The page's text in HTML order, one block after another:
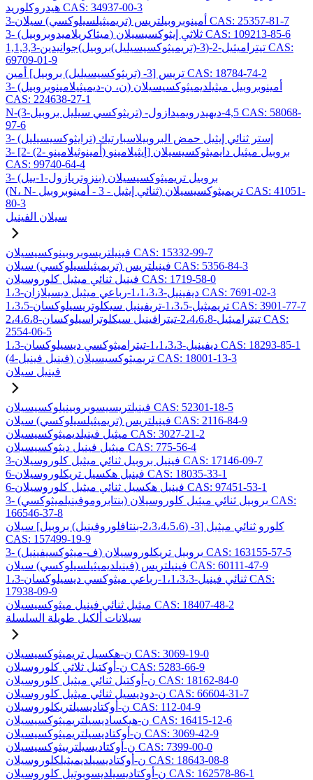
هيدروكلوريد CAS: 34937-00-3
3-أمينوبروبيلتريس (تريميثيلسيلوكسي) سيلان CAS: 25357-81-7
3- (ميثاكريلاميدوبروبيل) ثلاثي إيثوكسيسيلان CAS: 109213-85-6
1,1,3,3-تيتراميثيل-2-(3-(تريميثوكسيسيليل)بروبيل)جوانيدين CAS:
69709-01-9
تريس [3- (تريثوكسيسيليل) بروبيل] أمين CAS: 18784-74-2
3- (ن، ن-ديميثيلامينوبروبيل) أمينوبروبيل ميثيلديميثوكسيسيلان
CAS: 224638-27-1
N-(3-تريثوكسي سيليل بروبيل) -4,5-ديهيدرويميدازول CAS: 58068-
97-6
3- (ترايثوكسيسيليل) إستر ثنائي إيثيل حمض البروبيلاسبارتيك
3- [2- (2- أمينوثيلامينو) إيثيلامينو] بروبيل ميثيل دايميثوكسيسيلان
CAS: 99740-64-4
3- (بنزوتريازول-1-ييل) بروبيل تريميثوكسيسيلان
(N، N- ثنائي إيثيل - 3 - أمينوبروبيل) تريميثوكسيسيلان CAS: 41051-
80-3
سيلان الفينيل
فينيلتريسوبروبينوكسيسيلان CAS: 15332-99-7
فينيلتريس (تريميثيلسيلوكسي) سيلان CAS: 5356-84-3
فينيل ثنائي ميثيل كلوروسيلان CAS: 1719-58-0
1،3-ديفينيل-1،1،3،3-رباعي ميثيل ديسيلازان CAS: 7691-02-3
1،3،5-تريميثيل-1،3،5-تريفينيل سيكلوتريسيلوكسان CAS: 3901-77-7
2،4،6،8-تيتراميثيل-2،4،6،8-تيترافينيل سيكلوتراسيلوكسان CAS:
2554-06-5
1،3-ديفينيل-1،1،3،3-تيتراميثوكسي ديسيلوكسان CAS: 18293-85-1
(4-فينيل فينيل) تريميثوكسيسيلان CAS: 18001-13-3
فينيل سيلان
فينيلتريسيسوبروبينيلوكسيسيلان CAS: 52301-18-5
فينيلتريس (تريميثيلسيلوكسي) سيلان CAS: 2116-84-9
ميثيل فينيلديميثوكسيسيلان CAS: 3027-21-2
ميثيل فينيل ديثوكسيسيلان CAS: 775-56-4
3-فينيل بروبيل ثنائي ميثيل كلوروسيلان CAS: 17146-09-7
6-فينيل هكسيل تريكلوروسيلان CAS: 18035-33-1
6-فينيل هكسيل ثنائي ميثيل كلوروسيلان CAS: 97451-53-1
3- (بنتابروموفينيلميثوكسي) بروبيل ثنائي ميثيل كلوروسيلان CAS:
166546-37-8
كلورو ثنائي ميثيل [3- (2،3،4،5،6-بنتافلوروفينيل) بروبيل] سيلان
CAS: 157499-19-9
3- (ف-ميثوكسيفينيل) بروبيل تريكلوروسيلان CAS: 163155-57-5
فينيلتريس (فينيلديميثيلسيلوكسي) سيلان CAS: 60111-47-9
1،3-ثنائي فينيل-1،1،3،3-رباعي ميثوكسي ديسيلوكسان CAS:
17938-09-9
ميثيل ثنائي فينيل ميثوكسيسيلان CAS: 18407-48-2
سيلانات ألكيل طويلة السلسلة
ن-هكسيل تريميثوكسيسيلان CAS: 3069-19-0
ن-أوكتيل ثلاثي كلوروسيلان CAS: 5283-66-9
ن-أوكتيل ثنائي ميثيل كلوروسيلان CAS: 18162-84-0
ن-دوديسيل ثنائي ميثيل كلوروسيلان CAS: 66604-31-7
ن-أوكتاديسيلتريكلوروسيلان CAS: 112-04-9
ن-هيكساديسيلتريميثوكسيسيلان CAS: 16415-12-6
ن-أوكتاديسيلتريميثوكسيسيلان CAS: 3069-42-9
ن-أوكتاديسيلترييثوكسيسيلان CAS: 7399-00-0
ن-أوكتاديسيلديميثيلكلوروسيلان CAS: 18643-08-8
ن-أوكتاديسيلديسوبوتيل كلوروسيلان CAS: 162578-86-1